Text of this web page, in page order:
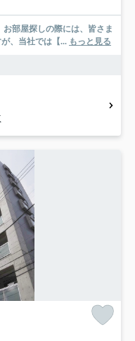
、当社では【... もっと見る